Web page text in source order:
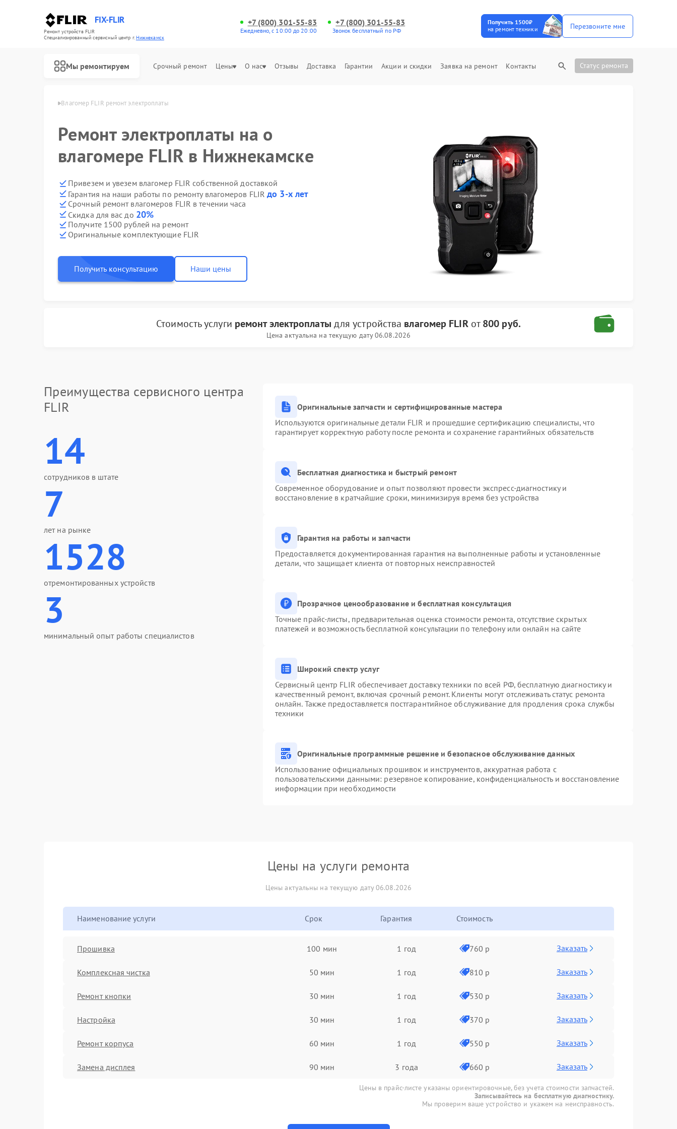
FIX-FLIR
Ремонт устройств FLIR
Специализированный cервисный центр г.Нижнекамск
+7 (800) 301-55-83
Ежедневно, с 10:00 до 20:00
+7 (800) 301-55-83
Звонок бесплатный по РФ
Получить 1500₽
на ремонт техники
Перезвоните мне
Мы ремонтируем Срочный ремонт Цены О нас Отзывы Доставка Гарантии Акции и скидки Заявка на ремонт Контакты Статус ремонта
в Нижнекамске Влагомер FLIR ремонт электроплаты
Ремонт электроплаты на о
влагомере FLIR в Нижнекамске
Привезем и увезем влагомер FLIR собственной доставкой
Гарантия на наши работы по ремонту влагомеров FLIRдо 3-х лет
Срочный ремонт влагомеров FLIR в течении часа
Скидка для вас до 20%
Получите 1500 рублей на ремонт
Оригинальные комплектующие FLIR
Получить консультацию Наши цены
Стоимость услуги ремонт электроплаты для устройства влагомер FLIRот800 руб.
Цена актуальна на текущую дату 06.08.2026
Преимущества сервисного центра
FLIR
14
сотрудников в штате
7
лет на рынке
1528
отремонтированных устройств
3
минимальный опыт работы специалистов
Оригинальные запчасти и сертифицированные мастера
Используются оригинальные детали FLIR и прошедшие сертификацию специалисты, что
гарантирует корректную работу после ремонта и сохранение гарантийных обязательств
Бесплатная диагностика и быстрый ремонт
Современное оборудование и опыт позволяют провести экспресс-диагностику и
восстановление в кратчайшие сроки, минимизируя время без устройства
Гарантия на работы и запчасти
Предоставляется документированная гарантия на выполненные работы и установленные
детали, что защищает клиента от повторных неисправностей
Прозрачное ценообразование и бесплатная консультация
Точные прайс-листы, предварительная оценка стоимости ремонта, отсутствие скрытых
платежей и возможность бесплатной консультации по телефону или онлайн на сайте
Широкий спектр услуг
Сервисный центр FLIR обеспечивает доставку техники по всей РФ, бесплатную диагностику и
качественный ремонт, включая срочный ремонт. Клиенты могут отслеживать статус ремонта
онлайн. Также предоставляется постгарантийное обслуживание для продления срока службы
техники
Оригинальные программные решение и безопасное обслуживание данных
Использование официальных прошивок и инструментов, аккуратная работа с
пользовательскими данными: резервное копирование, конфиденциальность и восстановление
информации при необходимости
Цены на услуги ремонта
Цены актуальны на текущую дату 06.08.2026
Наименование услуги Срок Гарантия Стоимость
Прошивка 100 мин 1 год 760 р Заказать
Комплексная чистка 50 мин 1 год 810 р Заказать
Ремонт кнопки 30 мин 1 год 530 р Заказать
Настройка 30 мин 1 год 370 р Заказать
Ремонт корпуса 60 мин 1 год 550 р Заказать
Замена дисплея 90 мин 3 года 660 р Заказать
Цены в прайс-листе указаны ориентировочные, без учета стоимости запчастей.
Записывайтесь на бесплатную диагностику.
Мы проверим ваше устройство и укажем на неисправность.